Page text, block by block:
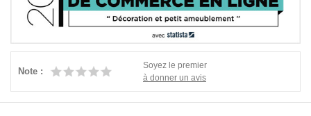
Note :
Soyez le premier
à donner un avis